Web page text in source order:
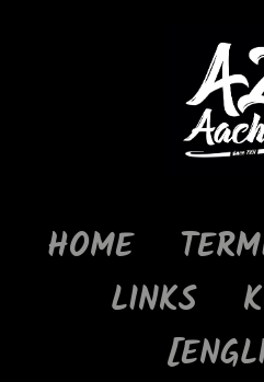
HOME
LINKS